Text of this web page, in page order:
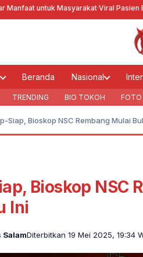
Masyarakat·Viral Pasien BPJS
Beranda Nasional
TRENDING BIO TOKOH FOTO
Siap, Bioskop NSC Rembang Mulai
Bioskop NSC
Ini
Diterbitkan 19 Mei 2025, 19:34